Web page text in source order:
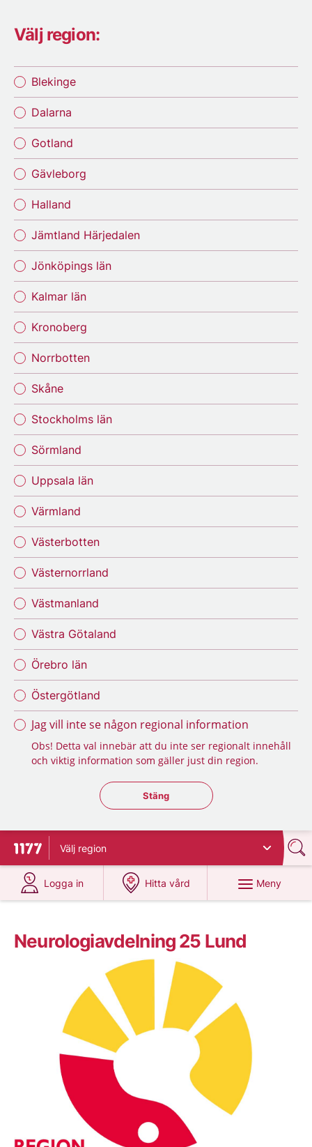
Välj region:
Blekinge
Dalarna
Gotland
Gävleborg
Halland
Jämtland Härjedalen
Jönköpings län
Kalmar län
Kronoberg
Norrbotten
Skåne
Stockholms län
Sörmland
Uppsala län
Värmland
Västerbotten
Västernorrland
Västmanland
Västra Götaland
Örebro län
Östergötland
Jag vill inte se någon regional information
Obs! Detta val innebär att du inte ser regionalt innehåll
och viktig information som gäller just din region.
Stäng regionsväljaren
Stäng
Till startsidan för 1177
Välj region
Logga in
på 1177.se
Hitta vård
på 1177.se
Meny
Neurologiavdelning 25 Lund